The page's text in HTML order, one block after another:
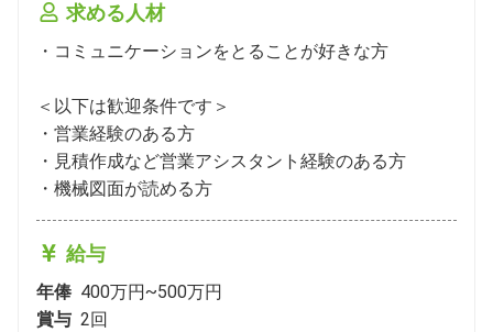
求める人材
・コミュニケーションをとることが好きな方
＜以下は歓迎条件です＞
・営業経験のある方
・見積作成など営業アシスタント経験のある方
・機械図面が読める方
給与
年俸 400万円~500万円
賞与 2回